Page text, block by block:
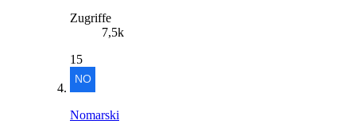
Zugriffe
7,5k
15
Nomarski